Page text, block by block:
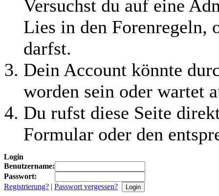
Versuchst du auf eine
Lies in den Forenregeln,
darfst.
Dein Account könnte
worden sein oder wartet
Du rufst diese Seite
Formular oder den
Login
Benutzername:
Passwort:
Registrierung? | Passwort vergessen?